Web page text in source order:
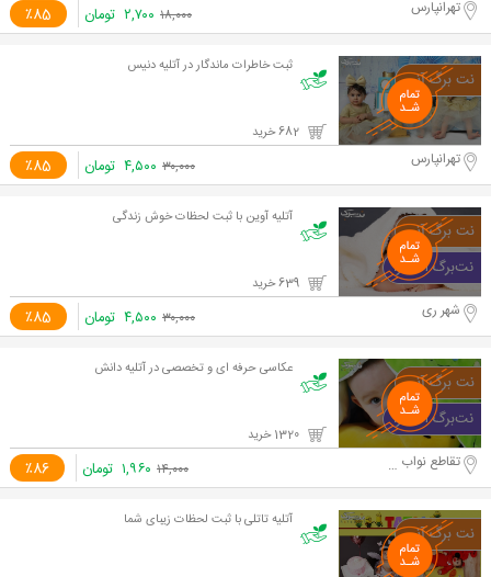
٪85 تهرانپارس ۱۸,۰۰۰ ۲,۷۰۰ تومان
ثبت خاطرات ماندگار در آتلیه دنیس
٪85 تهرانپارس ۳۰,۰۰۰ ۴,۵۰۰ تومان
آتلیه آوین با ثبت لحظات خوش زندگی
٪85 شهر ری ۳۰,۰۰۰ ۴,۵۰۰ تومان
عکاسی حرفه ای و تخصصی در آتلیه دانش
٪86 تقاطع نواب و آزادی ۱۴,۰۰۰ ۱,۹۶۰ تومان
آتلیه تاتلی با ثبت لحظات زیبای شما